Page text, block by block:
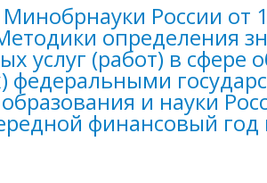
России от
определения
услуг (работ) в
федеральными
и науки
финансовый